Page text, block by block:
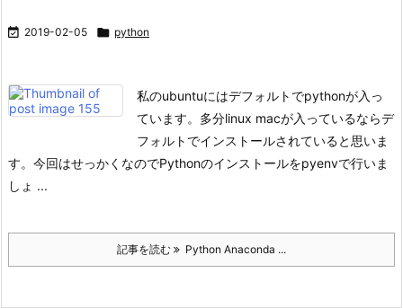
 2019-02-05  python
私のubuntuにはデフォルトでpythonが入っ
ています。 多分linux macが入っているならデ
フォルトでインストールされていると思いま
す。 今回はせっかくなのでPythonのインストールをpyenvで行いま
しょ ...
記事を読む Python Anaconda ...